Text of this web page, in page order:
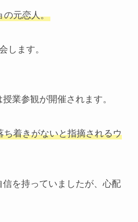
の元恋人。
します。
業参観が開催されます。
ち着きがないと指摘されるウ
信を持っていましたが、心配